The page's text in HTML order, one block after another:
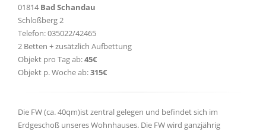
01814 Bad Schandau
Schloßberg 2
Telefon: 035022/42465
2 Betten + zusätzlich Aufbettung
Objekt pro Tag ab:45€
Objekt p. Woche ab:315€
Die FW (ca. 40qm)ist zentral gelegen und befindet sich im
Erdgeschoß unseres Wohnhauses. Die FW wird ganzjährig